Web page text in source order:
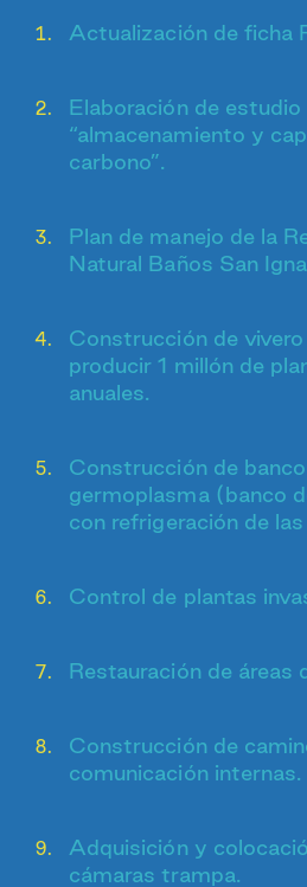
Actualización de ficha
Elaboración de estudio
“almacenamiento y
carbono”.
Plan de manejo de la
Natural Baños San
Construcción de vivero
producir 1 millón de
anuales.
Construcción de
germoplasma (banco
con refrigeración de
Control de plantas
Restauración de áreas
Construcción de
comunicación internas.
Adquisición y
cámaras trampa.